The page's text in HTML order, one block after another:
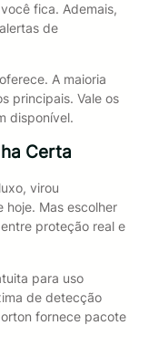
fica. Ademais,
de
A maioria
principais. Vale os
disponível.
Certa
virou
hoje. Mas escolher
proteção real e
para uso
de detecção
fornece pacote